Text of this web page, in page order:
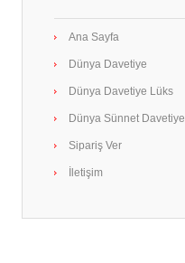
Ana Sayfa
Dünya Davetiye
Dünya Davetiye Lüks
Dünya Sünnet Davetiye
Sipariş Ver
İletişim